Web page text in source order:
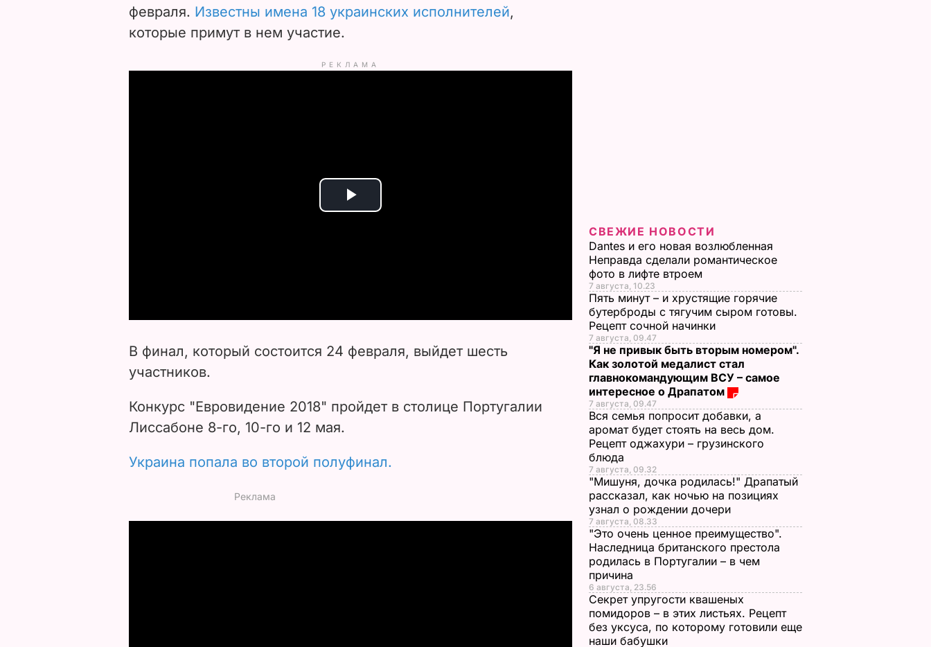
февраля. Известны имена 18 украинских исполнителей,
которые примут в нем участие.
РЕКЛАМА
P
i
d
o
В финал, который состоится 24 февраля, выйдет шесть
участников.
Конкурс "Евровидение 2018" пройдет в столице Португалии
Лиссабоне 8-го, 10-го и 12 мая.
Украина попала во второй полуфинал.
СВЕЖИЕ НОВОСТИ
Dantes и его новая возлюбленная
Неправда сделали романтическое
фото в лифте втроем
7 августа, 10.23
Пять минут – и хрустящие горячие
бутерброды с тягучим сыром готовы.
Рецепт сочной начинки
7 августа, 09.47
"Я не привык быть вторым номером".
Как золотой медалист стал
главнокомандующим ВСУ – самое
интересное о Драпатом
7 августа, 09.47
Вся семья попросит добавки, а
аромат будет стоять на весь дом.
Рецепт оджахури – грузинского
блюда
7 августа, 09.32
"Мишуня, дочка родилась!" Драпатый
рассказал, как ночью на позициях
узнал о рождении дочери
7 августа, 08.33
"Это очень ценное преимущество".
Наследница британского престола
родилась в Португалии – в чем
причина
6 августа, 23.56
Секрет упругости квашеных
помидоров – в этих листьях. Рецепт
без уксуса, по которому готовили еще
наши бабушки